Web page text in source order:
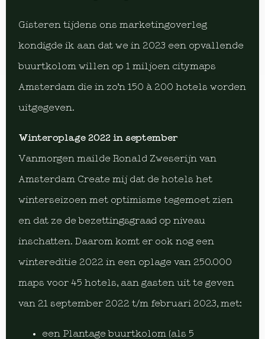
Gisteren tijdens ons marketingoverleg
kondigde ik aan dat we in 2023 een opvallende
buurtkolom willen op 1 miljoen citymaps
Amsterdam die in zo’n 150 à 200 hotels worden
uitgegeven.
Winteroplage 2022 in september
Vanmorgen mailde Ronald Zweserijn van
Amsterdam Create mij dat de hotels het
winterseizoen met optimisme tegemoet zien
en dat ze de bezettingsgraad op niveau
inschatten. Daarom komt er ook nog een
wintereditie 2022 in een oplage van 250.000
maps voor 45 hotels, aan gasten uit te geven
van 21 september 2022 t/m februari 2023, met:
een Plantage buurtkolom (als 5